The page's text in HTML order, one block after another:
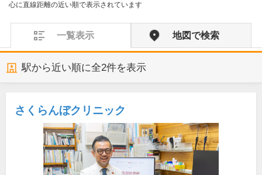
心に直線距離の近い順で表示されています
一覧表示 地図で検索
駅から近い順に全2件を表示
さくらんぼクリニック